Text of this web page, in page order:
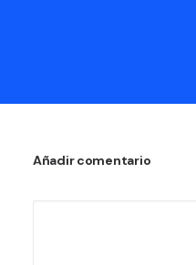
Añadir comentario